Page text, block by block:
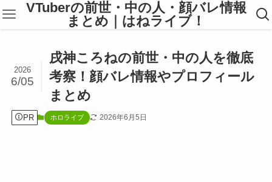
VTuberの前世・中の人・顔バレ情報
まとめ｜はねライブ！
戌神ころねの前世・中の人を徹底
考察！顔バレ情報やプロフィール
まとめ
2026
6/05
PR ホロライブ 2026年6月5日